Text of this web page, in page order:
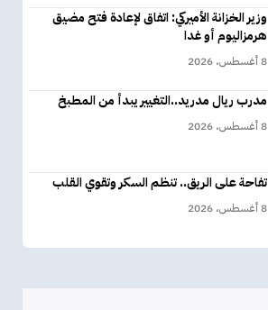
وزير الخزانة الأميركي: اتفاق لإعادة فتح مضيق
هرمزاليوم أو غدا
8 أغسطس، 2026
مدرب ريال مدريد..التغيير يبدأ من المطبخ
8 أغسطس، 2026
تفاحة على الريق.. تنظم السكر وتقوي القلب
8 أغسطس، 2026